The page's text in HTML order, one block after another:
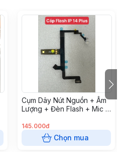
Cụm Dây Nút Nguồn + Âm
Lượng + Đèn Flash + Mic (
14 Plus
145.000đ
Chọn mua